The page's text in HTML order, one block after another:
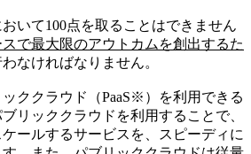
いて100点を取ることはできません
で最大限のアウトカムを創出するた
わなければなりません。
ククラウド（PaaS※）を利用できる
リッククラウドを利用することで、
ールするサービスを、スピーディに